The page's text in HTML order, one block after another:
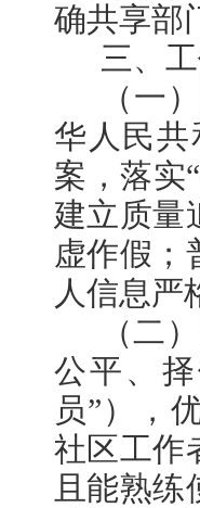
确共享部
三、
（一
华人民
案，落
建立质量
虚作假；
人信息严
（二
公平、
员”），
社区工作
且能熟练